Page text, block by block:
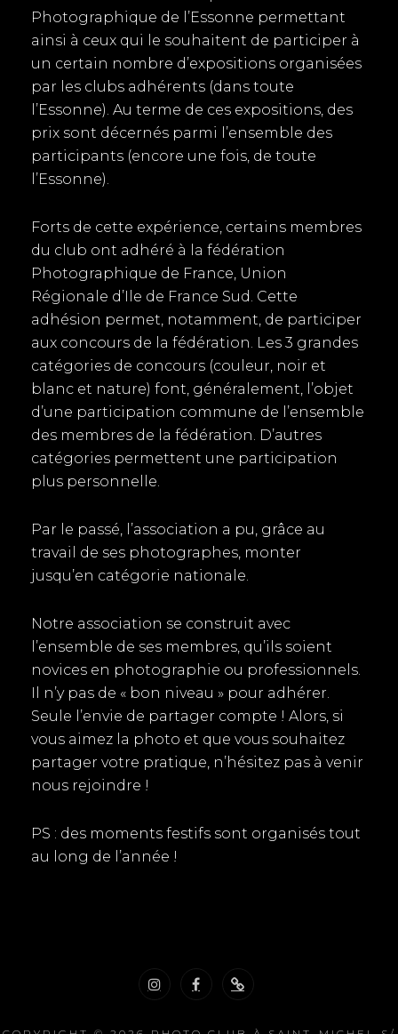
Photographique de l’Essonne permettant
ainsi à ceux qui le souhaitent de participer à
un certain nombre d’expositions organisées
par les clubs adhérents (dans toute
l’Essonne). Au terme de ces expositions, des
prix sont décernés parmi l’ensemble des
participants (encore une fois, de toute
l’Essonne).
Forts de cette expérience, certains membres
du club ont adhéré à la fédération
Photographique de France, Union
Régionale d’Ile de France Sud. Cette
adhésion permet, notamment, de participer
aux concours de la fédération. Les 3 grandes
catégories de concours (couleur, noir et
blanc et nature) font, généralement, l’objet
d’une participation commune de l’ensemble
des membres de la fédération. D’autres
catégories permettent une participation
plus personnelle.
Par le passé, l’association a pu, grâce au
travail de ses photographes, monter
jusqu’en catégorie nationale.
Notre association se construit avec
l’ensemble de ses membres, qu’ils soient
novices en photographie ou professionnels.
Il n’y pas de « bon niveau » pour adhérer.
Seule l’envie de partager compte ! Alors, si
vous aimez la photo et que vous souhaitez
partager votre pratique, n’hésitez pas à venir
nous rejoindre !
PS : des moments festifs sont organisés tout
au long de l’année !